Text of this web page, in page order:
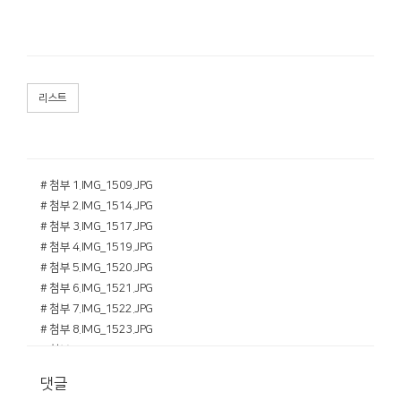
리스트
# 첨부 1.IMG_1509.JPG
# 첨부 2.IMG_1514.JPG
# 첨부 3.IMG_1517.JPG
# 첨부 4.IMG_1519.JPG
# 첨부 5.IMG_1520.JPG
# 첨부 6.IMG_1521.JPG
# 첨부 7.IMG_1522.JPG
# 첨부 8.IMG_1523.JPG
# 첨부 11.IMG_1535.JPG
댓글